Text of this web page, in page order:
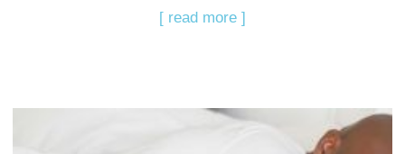
[ read more ]